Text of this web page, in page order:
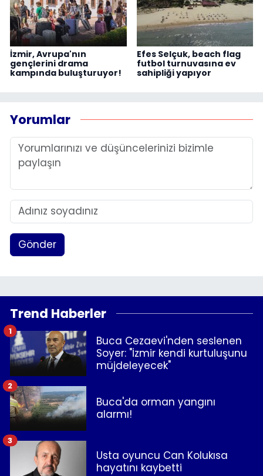
İzmir, Avrupa'nın
gençlerini drama
kampında buluşturuyor!
Efes Selçuk, beach flag
futbol turnuvasına ev
sahipliği yapıyor
Yorumlar
Gönder
Trend Haberler
Buca Cezaevi'nden seslenen
Soyer: "İzmir kendi kurtuluşunu
müjdeleyecek"
1
Buca'da orman yangını
alarmı!
2
Usta oyuncu Can Kolukısa
hayatını kaybetti
3